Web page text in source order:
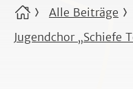
Alle Beiträge
Jugendchor „Schiefe